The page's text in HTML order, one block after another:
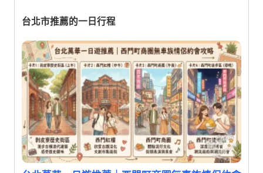
台北市推薦的一日行程